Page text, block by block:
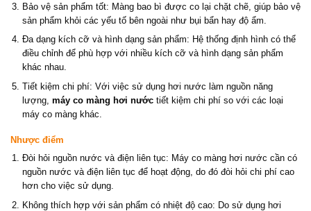
Bảo vệ sản phẩm tốt: Màng bao bì được co lại chặt chẽ, giúp bảo vệ
sản phẩm khỏi các yếu tố bên ngoài như bụi bẩn hay độ ẩm.
Đa dạng kích cỡ và hình dạng sản phẩm: Hệ thống định hình có thể
điều chỉnh để phù hợp với nhiều kích cỡ và hình dạng sản phẩm
khác nhau.
Tiết kiệm chi phí: Với việc sử dụng hơi nước làm nguồn năng
lượng, máy co màng hơi nướctiết kiệm chi phí so với các loại
máy co màng khác.
Nhược điểm
Đòi hỏi nguồn nước và điện liên tục: Máy co màng hơi nước cần có
nguồn nước và điện liên tục để hoạt động, do đó đòi hỏi chi phí cao
hơn cho việc sử dụng.
Không thích hợp với sản phẩm có nhiệt độ cao: Do sử dụng hơi